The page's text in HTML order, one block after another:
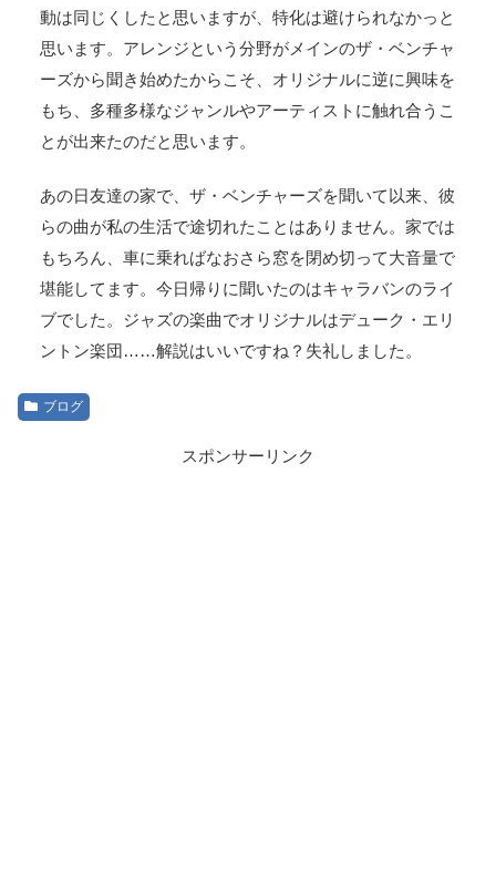
動は同じくしたと思いますが、特化は避けられなかっと
思います。アレンジという分野がメインのザ・ベンチャ
ーズから聞き始めたからこそ、オリジナルに逆に興味を
もち、多種多様なジャンルやアーティストに触れ合うこ
とが出来たのだと思います。
あの日友達の家で、ザ・ベンチャーズを聞いて以来、彼
らの曲が私の生活で途切れたことはありません。家では
もちろん、車に乗ればなおさら窓を閉め切って大音量で
堪能してます。今日帰りに聞いたのはキャラバンのライ
ブでした。ジャズの楽曲でオリジナルはデューク・エリ
ントン楽団……解説はいいですね？失礼しました。
ブログ
スポンサーリンク